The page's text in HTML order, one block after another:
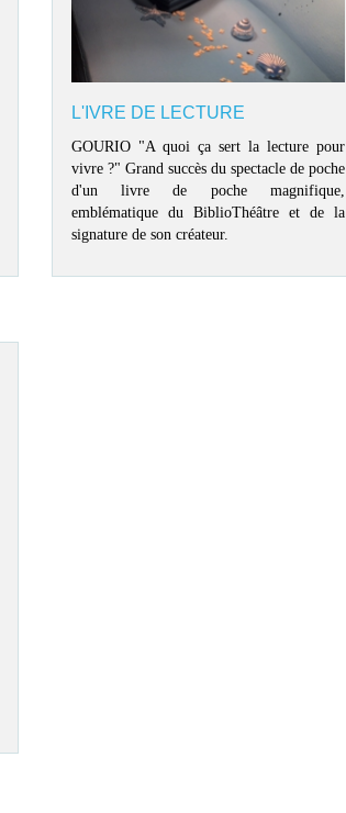
L'IVRE DE LECTURE
GOURIO "A quoi ça sert la lecture pour
vivre ?" Grand succès du spectacle de poche
d'un livre de poche magnifique,
emblématique du BiblioThéâtre et de la
signature de son créateur.